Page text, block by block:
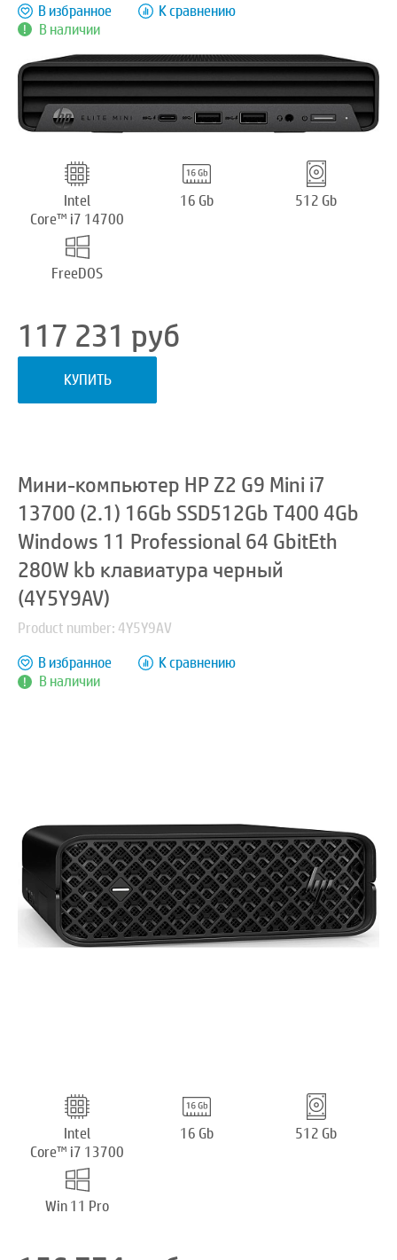
В наличии
В избранное К сравнению
Intel
Core™ i7 14700
16 Gb 512 Gb
FreeDOS
117 231 руб
КУПИТЬ
Мини-компьютер HP Z2 G9 Mini i7
13700 (2.1) 16Gb SSD512Gb T400 4Gb
Windows 11 Professional 64 GbitEth
280W kb клавиатура черный
(4Y5Y9AV)
Product number: 4Y5Y9AV
В наличии
В избранное К сравнению
Intel
Core™ i7 13700
16 Gb 512 Gb
Win 11 Pro